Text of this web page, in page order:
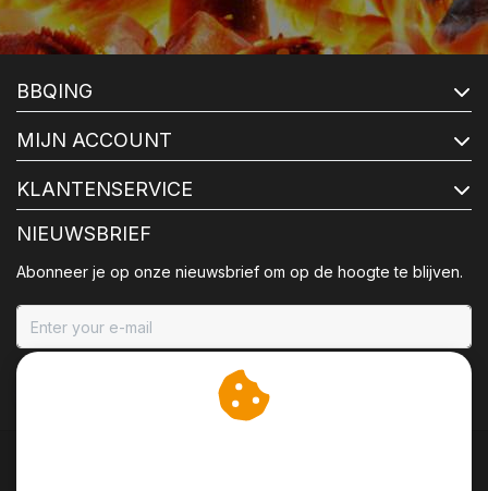
BBQING
MIJN ACCOUNT
KLANTENSERVICE
NIEUWSBRIEF
Abonneer je op onze nieuwsbrief om op de hoogte te blijven.